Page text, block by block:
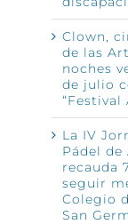
Clown,
de las
noches
de julio
“Festival
La IV
Pádel de
recauda
seguir
Colegio
San